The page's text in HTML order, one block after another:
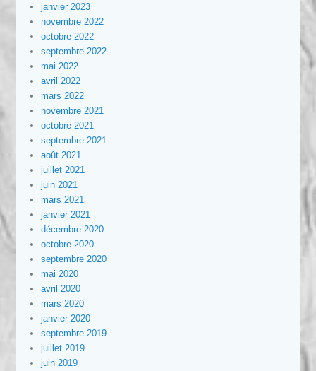
janvier 2023
novembre 2022
octobre 2022
septembre 2022
mai 2022
avril 2022
mars 2022
novembre 2021
octobre 2021
septembre 2021
août 2021
juillet 2021
juin 2021
mars 2021
janvier 2021
décembre 2020
octobre 2020
septembre 2020
mai 2020
avril 2020
mars 2020
janvier 2020
septembre 2019
juillet 2019
juin 2019